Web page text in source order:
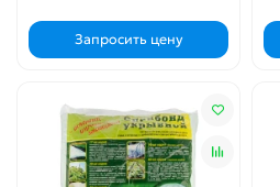
Запросить цену